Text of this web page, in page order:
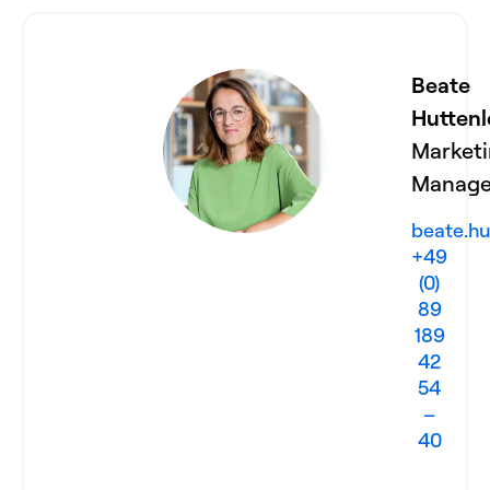
Beate
+49
(0)
89
189
42
54
–
40